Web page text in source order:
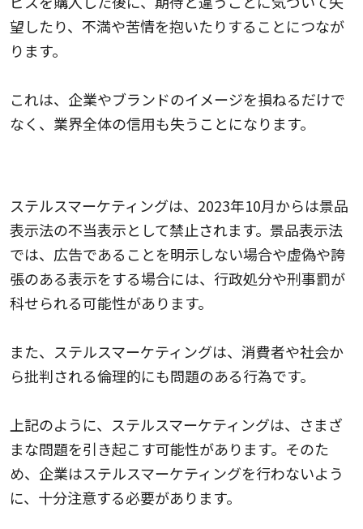
望したり、不満や苦情を抱いたりすることにつなが
ります。
これは、企業やブランドのイメージを損ねるだけで
なく、業界全体の信用も失うことになります。
ステルスマーケティングは、2023年10月からは景品
表示法の不当表示として禁止されます。景品表示法
では、広告であることを明示しない場合や虚偽や誇
張のある表示をする場合には、行政処分や刑事罰が
科せられる可能性があります。
また、ステルスマーケティングは、消費者や社会か
ら批判される倫理的にも問題のある行為です。
上記のように、ステルスマーケティングは、さまざ
まな問題を引き起こす可能性があります。そのた
め、企業はステルスマーケティングを行わないよう
に、十分注意する必要があります。